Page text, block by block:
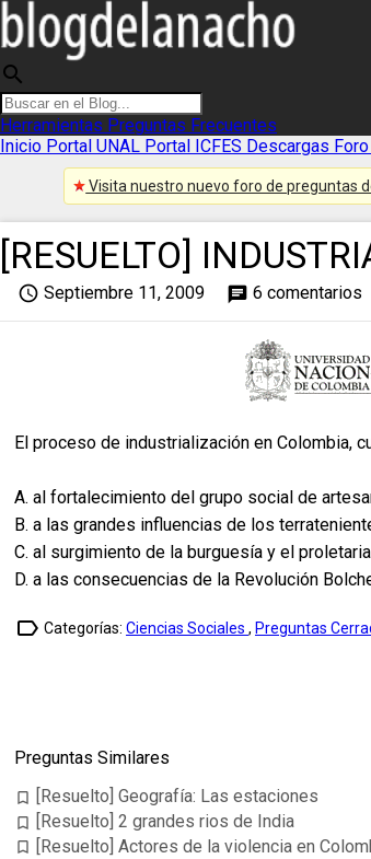
search
Herramientas Preguntas Frecuentes
Inicio Portal UNAL Portal ICFES Descargas Foro
Visita nuestro nuevo foro de preguntas
[RESUELTO]
access_time Septiembre 11, 2009 chat 6 comentarios
El proceso de industrialización en Colombia,
A. al fortalecimiento del grupo social de
B. a las grandes influencias de los
C. al surgimiento de la burguesía y el
D. a las consecuencias de la Revolución
label_outline Categorías: Ciencias Sociales , Preguntas
Preguntas Similares
bookmark_border [Resuelto] Geografía: Las estaciones
bookmark_border [Resuelto] 2 grandes rios de India
bookmark_border [Resuelto] Actores de la violencia en